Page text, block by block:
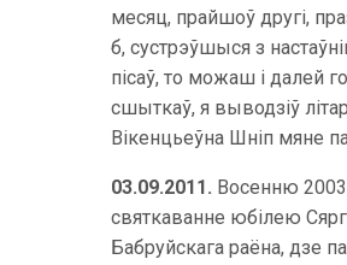
месяц, прайшоў другі,
б, сустрэўшыся з
пісаў, то можаш і далей
сшыткаў, я выводзіў
Вікенцьеўна Шніп мяне
03.09.2011. Восенню 2003
святкаванне юбілею
Бабруйскага раёна, дзе